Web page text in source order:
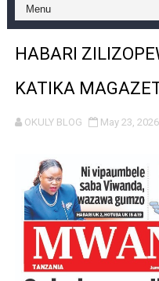
BRELA YATOA ELIMU
MHE. CHANDE
NAIBU WAZIRI
TBS YAHIMIZA
HABARI
KATIKA
OKULY BLOG May 23, 2026